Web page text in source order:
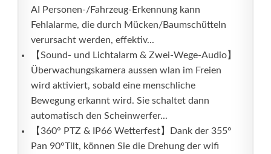
AI Personen-/Fahrzeug-Erkennung kann
Fehlalarme, die durch Mücken/Baumschütteln
verursacht werden, effektiv...
【Sound- und Lichtalarm & Zwei-Wege-Audio】
Überwachungskamera aussen wlan im Freien
wird aktiviert, sobald eine menschliche
Bewegung erkannt wird. Sie schaltet dann
automatisch den Scheinwerfer...
【360° PTZ & IP66 Wetterfest】Dank der 355°
Pan 90°Tilt, können Sie die Drehung der wifi